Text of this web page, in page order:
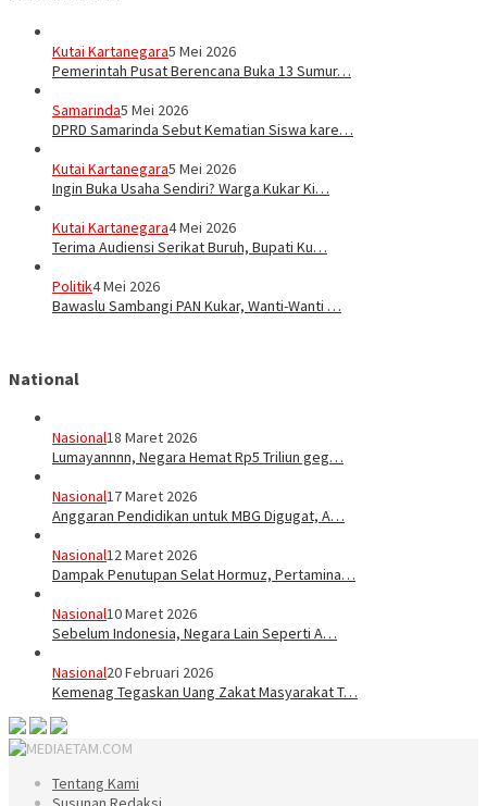
Kutai Kartanegara5 Mei 2026
Pemerintah Pusat Berencana Buka 13 Sumur…
Samarinda5 Mei 2026
DPRD Samarinda Sebut Kematian Siswa kare…
Kutai Kartanegara5 Mei 2026
Ingin Buka Usaha Sendiri? Warga Kukar Ki…
Kutai Kartanegara4 Mei 2026
Terima Audiensi Serikat Buruh, Bupati Ku…
Politik4 Mei 2026
Bawaslu Sambangi PAN Kukar, Wanti-Wanti …
National
Nasional18 Maret 2026
Lumayannnn, Negara Hemat Rp5 Triliun geg…
Nasional17 Maret 2026
Anggaran Pendidikan untuk MBG Digugat, A…
Nasional12 Maret 2026
Dampak Penutupan Selat Hormuz, Pertamina…
Nasional10 Maret 2026
Sebelum Indonesia, Negara Lain Seperti A…
Nasional20 Februari 2026
Kemenag Tegaskan Uang Zakat Masyarakat T…
Tentang Kami